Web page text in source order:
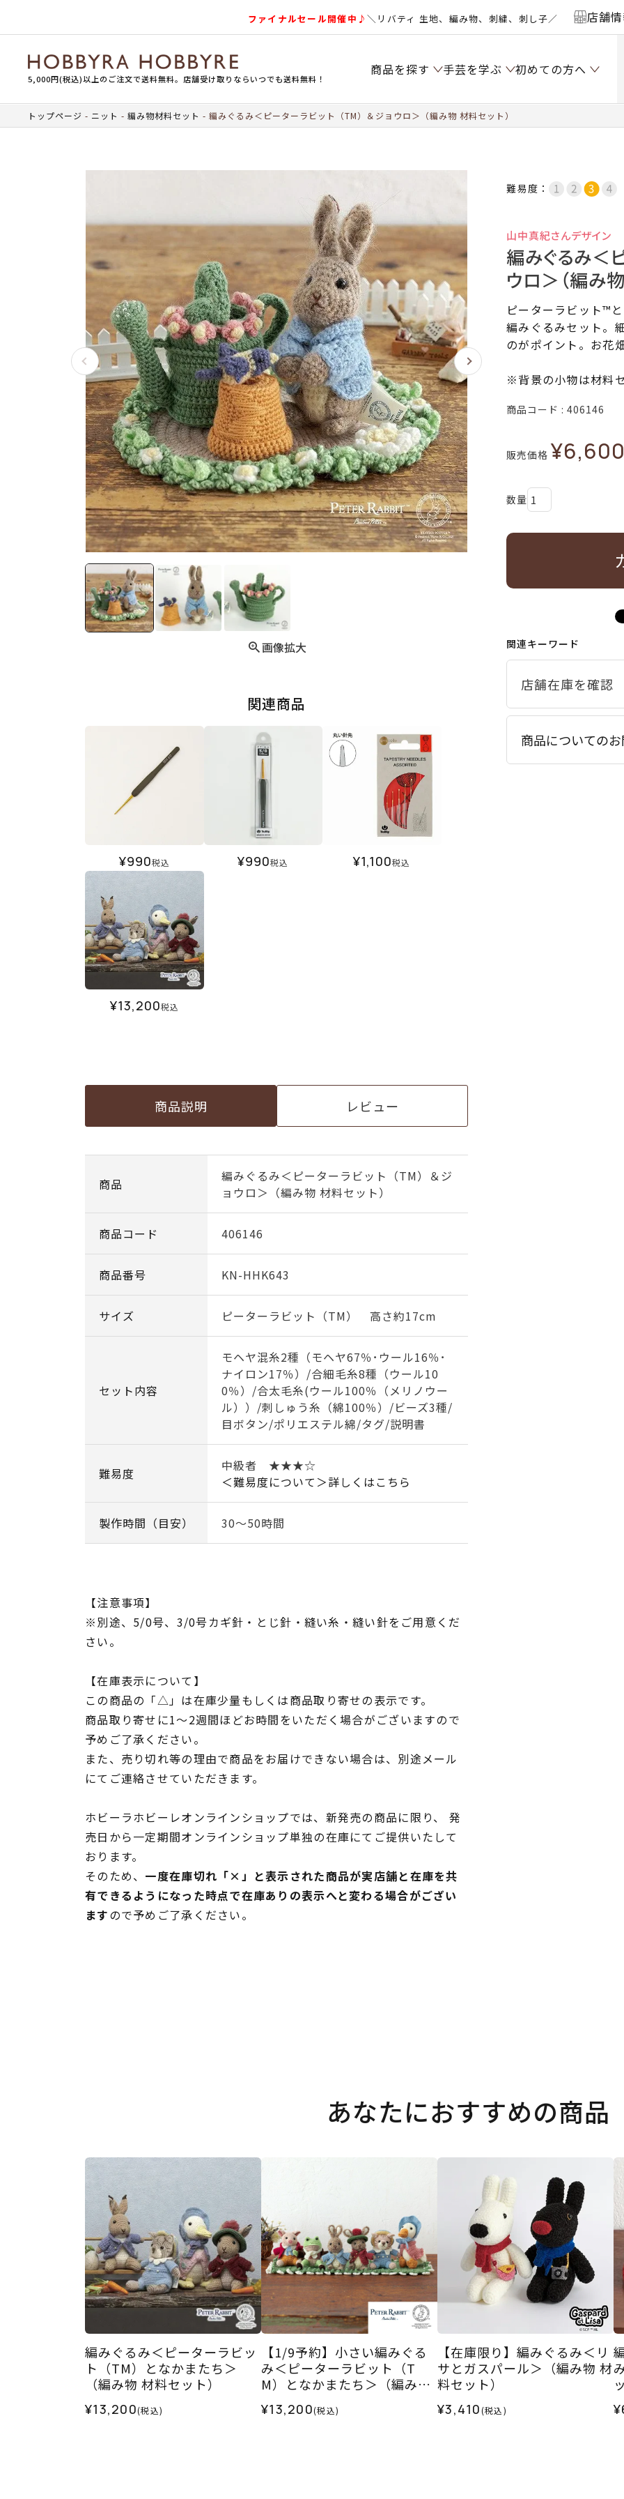
ファイナルセール開催中♪＼リバティ 生地、編み物、刺繍、刺し子／ 店舗
5,000円(税込)以上のご注文で送料無料。店舗受け取りならいつでも送料無料！
商品を探す 手芸を学ぶ 初めての方へ
トップページ ニット 編み物材料セット 編みぐるみ＜ピーターラビット（TM）＆ジョウロ＞（編み物 材料セット）
画像拡大
関連商品
¥990税込 ¥990税込 ¥1,100税込
¥13,200税込
商品説明 レビュー
商品
編みぐるみ＜ピーターラビット（TM）＆ジ
ョウロ＞（編み物 材料セット）
商品コード 406146
商品番号 KN-HHK643
サイズ ピーターラビット（TM） 高さ約17cm
セット内容
モヘヤ混糸2種（モヘヤ67％･ウール16％･
ナイロン17％）/合細毛糸8種（ウール10
0％）/合太毛糸(ウール100％（メリノウー
ル））/刺しゅう糸（綿100％）/ビーズ3種/
目ボタン/ポリエステル綿/タグ/説明書
難易度
中級者 ★★★☆
＜難易度について＞詳しくはこちら
製作時間（目安） 30～50時間
【注意事項】
※別途、5/0号、3/0号カギ針・とじ針・縫い糸・縫い針をご用意くだ
さい。
【在庫表示について】
この商品の「△」は在庫少量もしくは商品取り寄せの表示です。
商品取り寄せに1～2週間ほどお時間をいただく場合がございますので
予めご了承ください。
また、売り切れ等の理由で商品をお届けできない場合は、別途メール
にてご連絡させていただきます。
ホビーラホビーレオンラインショップでは、新発売の商品に限り、 発
売日から一定期間オンラインショップ単独の在庫にてご提供いたして
おります。
そのため、 一度在庫切れ「×」と表示された商品が実店舗と在庫を共
有できるようになった時点で在庫ありの表示へと変わる場合がござい
ますので予めご了承ください。
難易度：
山中真紀さんデザイン
編みぐるみ＜
ウロ＞（編み
ピーターラビット™
編みぐるみセット。
のがポイント。お花
※背景の小物は材料
商品コード 406146
販売価格 ¥6,600
関連キーワード
商品についての
あなたにおすすめの商品
編みぐるみ＜ピーターラビッ
ト（TM）となかまたち＞
（編み物 材料セット）
¥13,200(税込)
【1/9予約】小さい編みぐる
み＜ピーターラビット（T
M）となかまたち＞（編み物
¥13,200(税込)
【在庫限り】編みぐるみ＜リ
サとガスパール＞（編み物 材
料セット）
¥3,410(税込)